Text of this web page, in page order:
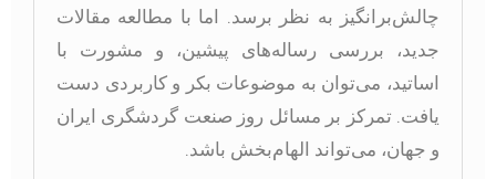
چالش‌برانگیز به نظر برسد. اما با مطالعه مقالات
جدید، بررسی رساله‌های پیشین، و مشورت با
اساتید، می‌توان به موضوعات بکر و کاربردی دست
یافت. تمرکز بر مسائل روز صنعت گردشگری ایران
و جهان، می‌تواند الهام‌بخش باشد.